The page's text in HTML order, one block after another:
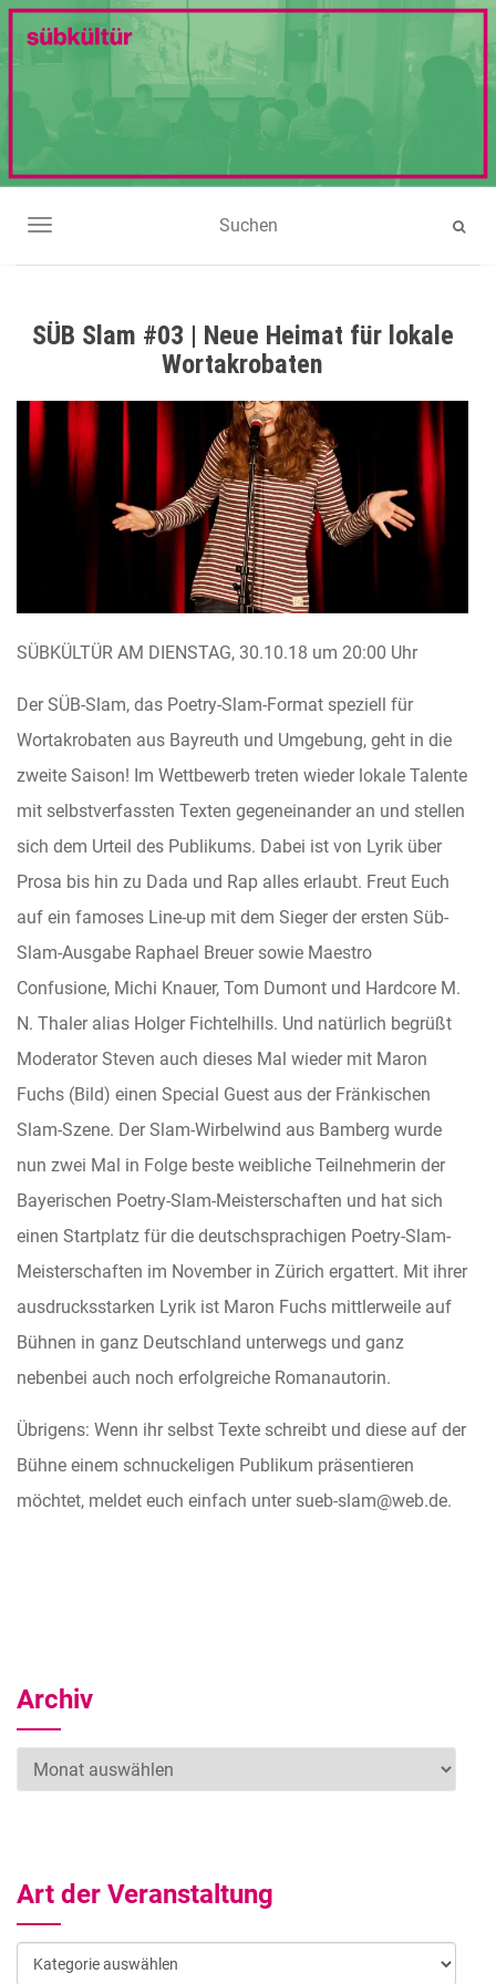
NAVIGATION UMSCHALTEN
SÜB Slam #03 | Neue Heimat für lokale
Wortakrobaten
SÜBKÜLTÜR AM DIENSTAG, 30.10.18 um 20:00 Uhr
Der SÜB-Slam, das Poetry-Slam-Format speziell für
Wortakrobaten aus Bayreuth und Umgebung, geht in die
zweite Saison! Im Wettbewerb treten wieder lokale Talente
mit selbstverfassten Texten gegeneinander an und stellen
sich dem Urteil des Publikums. Dabei ist von Lyrik über
Prosa bis hin zu Dada und Rap alles erlaubt. Freut Euch
auf ein famoses Line-up mit dem Sieger der ersten Süb-
Slam-Ausgabe Raphael Breuer sowie Maestro
Confusione, Michi Knauer, Tom Dumont und Hardcore M.
N. Thaler alias Holger Fichtelhills. Und natürlich begrüßt
Moderator Steven auch dieses Mal wieder mit Maron
Fuchs (Bild) einen Special Guest aus der Fränkischen
Slam-Szene. Der Slam-Wirbelwind aus Bamberg wurde
nun zwei Mal in Folge beste weibliche Teilnehmerin der
Bayerischen Poetry-Slam-Meisterschaften und hat sich
einen Startplatz für die deutschsprachigen Poetry-Slam-
Meisterschaften im November in Zürich ergattert. Mit ihrer
ausdrucksstarken Lyrik ist Maron Fuchs mittlerweile auf
Bühnen in ganz Deutschland unterwegs und ganz
nebenbei auch noch erfolgreiche Romanautorin.
Übrigens: Wenn ihr selbst Texte schreibt und diese auf der
Bühne einem schnuckeligen Publikum präsentieren
möchtet, meldet euch einfach unter sueb-slam@web.de.
Archiv
Archiv
Art der Veranstaltung
Art